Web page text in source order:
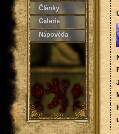
Články
Galerie
Nápověda